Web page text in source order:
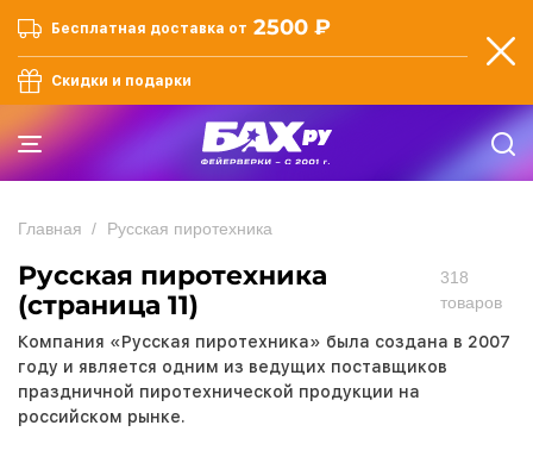
Бесплатная доставка от 2500 ₽
Скидки и подарки
Главная Русская пиротехника
Русская пиротехника
(страница 11)
318
товаров
Компания «Русская пиротехника» была создана в 2007
году и является одним из ведущих поставщиков
праздничной пиротехнической продукции на
российском рынке.